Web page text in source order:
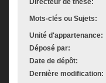
Directeur de thèse:
Mots-clés ou Sujets:
Unité d'appartenance:
Déposé par:
Date de dépôt:
Dernière modification: